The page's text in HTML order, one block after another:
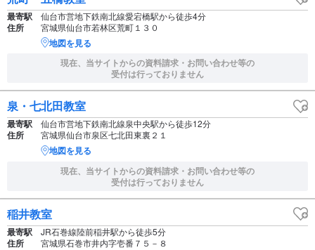
最寄駅 仙台市営地下鉄南北線愛宕橋駅から徒歩4分
住所 宮城県仙台市若林区荒町１３０
地図を見る
現在、当サイトからの資料請求・お問い合わせ等の
受付は行っておりません
泉・七北田教室
最寄駅 仙台市営地下鉄南北線泉中央駅から徒歩12分
住所 宮城県仙台市泉区七北田東裏２１
地図を見る
現在、当サイトからの資料請求・お問い合わせ等の
受付は行っておりません
稲井教室
最寄駅 JR石巻線陸前稲井駅から徒歩5分
住所 宮城県石巻市井内字壱番７５－８